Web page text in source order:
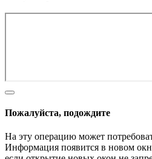
Пожалуйста, подождите
На эту операцию может
Информация появится в новом